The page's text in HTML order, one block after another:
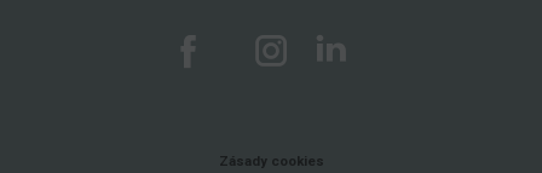
Zásady cookies